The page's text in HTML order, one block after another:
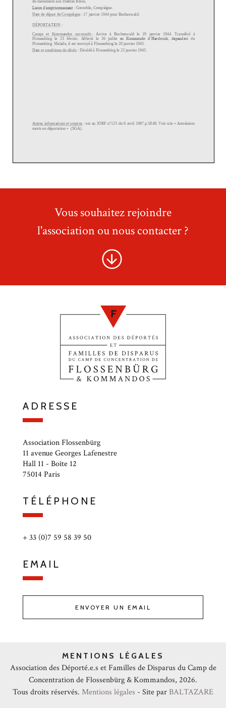
Vous souhaitez rejoindre
l'association ou nous contacter ?
ADRESSE
Association Flossenbürg
11 avenue Georges Lafenestre
Hall 11 - Boîte 12
75014 Paris
TÉLÉPHONE
+ 33 (0)7 59 58 39 50
EMAIL
ENVOYER UN EMAIL
MENTIONS LÉGALES
Association des Déporté.e.s et Familles de Disparus du Camp de
Concentration de Flossenbürg & Kommandos, 2026.
Tous droits réservés. Mentions légales - Site par BALTAZARE